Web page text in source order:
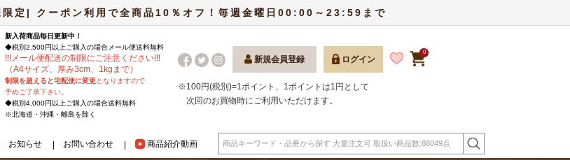
定| クーポン利用で全商品10％オフ！毎週金曜日00:00～23:59まで
新入荷商品毎日更新中！
◆税別2,500円以上ご購入の場合 メール便送料無料
!!!メール便配送の制限にご注意ください!!!
（A4サイズ、厚み3cm、1kgまで）
制限を超えると宅配便に変更となりますので
予めご了承下さい。
◆税別4,000円以上ご購入の場合送料無料
※北海道・沖縄・離島を除く
新規会員登録 ログイン
0
※100円(税別)=1ポイント、1ポイントは1円として
次回のお買物時にご利用いただけます。
お知らせ お問い合わせ 商品紹介動画